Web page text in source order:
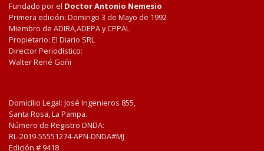
Fundado por el Doctor Antonio Nemesio
Primera edición: Domingo 3 de Mayo de 1992
Miembro de ADIRA,ADEPA y CPPAL
Propietario: El Diario SRL
Director Periodístico:
Walter René Goñi
Domicilio Legal: José Ingenieros 855,
Santa Rosa, La Pampa.
Número de Registro DNDA:
RL-2019-55551274-APN-DNDA#MJ
Edición # 9418